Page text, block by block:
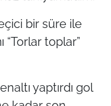
bir süre ile
“Torlar toplar”
yaptırdı gol